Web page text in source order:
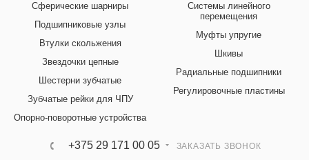
Сферические шарниры
Подшипниковые узлы
Втулки скольжения
Звездочки цепные
Шестерни зубчатые
Зубчатые рейки для ЧПУ
Опорно-поворотные устройства
Системы линейного
перемещения
Муфты упругие
Шкивы
Радиальные подшипники
Регулировочные пластины
+375 29 171 00 05 ЗАКАЗАТЬ ЗВОНОК